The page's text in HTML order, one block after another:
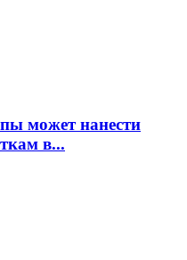
может нанести
в...